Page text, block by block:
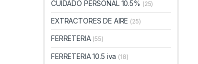
CUIDADO PERSONAL 10.5% (25)
EXTRACTORES DE AIRE (25)
FERRETERIA (55)
FERRETERIA 10.5 iva (18)